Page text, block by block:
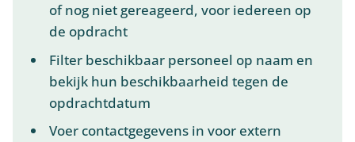
of nog niet gereageerd, voor iedereen op
de opdracht
Filter beschikbaar personeel op naam en
bekijk hun beschikbaarheid tegen de
opdrachtdatum
Voer contactgegevens in voor extern